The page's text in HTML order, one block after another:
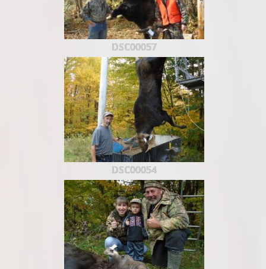
DSC00057
DSC00054